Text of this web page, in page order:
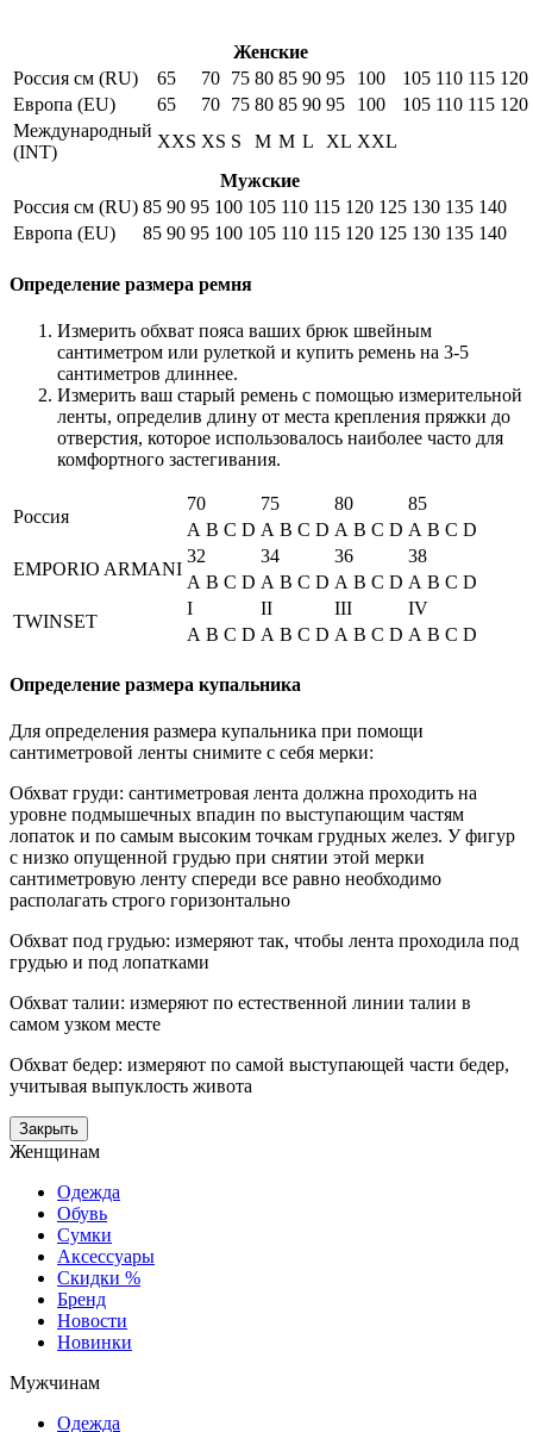
Женские
Россия см (RU)
65 70 75 80 85 90 95 100 105 110 115 120
Европа (EU)
65 70 75 80 85 90 95 100 105 110 115 120
Международный
(INT)
XXS XS S M M L XL XXL
Мужские
Россия см (RU) 85 90 95 100 105 110 115 120 125 130 135 140
Европа (EU)
85 90 95 100 105 110 115 120 125 130 135 140
Определение размера ремня
Измерить обхват пояса ваших брюк швейным
сантиметром или рулеткой и купить ремень на 3-5
сантиметров длиннее.
Измерить ваш старый ремень с помощью измерительной
ленты, определив длину от места крепления пряжки до
отверстия, которое использовалось наиболее часто для
комфортного застегивания.
Россия
70 75 80
85
A B C D A B C D A B C D A B C D
EMPORIO ARMANI
32 34 36
38
A B C D A B C D A B C D A B C D
TWINSET
I II III
IV
A B C D A B C D A B C D A B C D
Определение размера купальника
Для определения размера купальника при помощи
сантиметровой ленты снимите с себя мерки:
Обхват груди: сантиметровая лента должна проходить на
уровне подмышечных впадин по выступающим частям
лопаток и по самым высоким точкам грудных желез. У фигур
с низко опущенной грудью при снятии этой мерки
сантиметровую ленту спереди все равно необходимо
располагать строго горизонтально
Обхват под грудью: измеряют так, чтобы лента проходила под
грудью и под лопатками
Обхват талии: измеряют по естественной линии талии в
самом узком месте
Обхват бедер: измеряют по самой выступающей части бедер,
учитывая выпуклость живота
Закрыть
Женщинам
Одежда
Обувь
Сумки
Аксессуары
Скидки %
Бренд
Новости
Новинки
Мужчинам
Одежда